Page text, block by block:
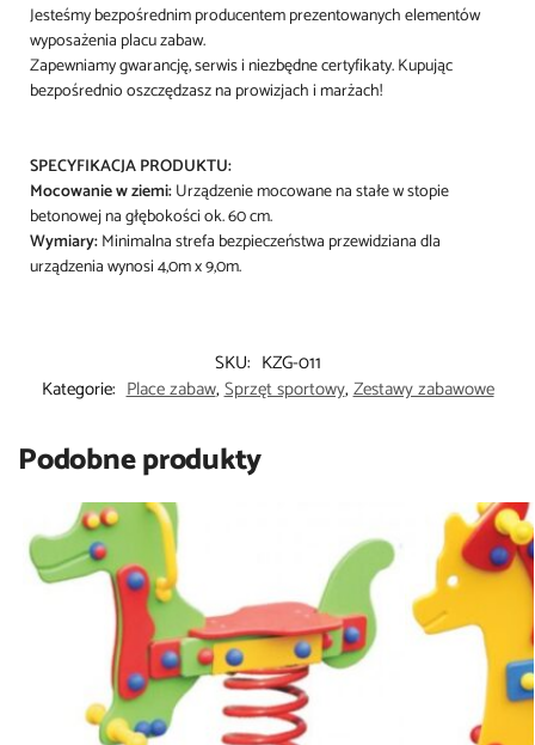
Jesteśmy bezpośrednim producentem prezentowanych elementów
wyposażenia placu zabaw.
Zapewniamy gwarancję, serwis i niezbędne certyfikaty. Kupując
bezpośrednio oszczędzasz na prowizjach i marżach!
SPECYFIKACJA PRODUKTU:
Mocowanie w ziemi:Urządzenie mocowane na stałe w stopie
betonowej na głębokości ok. 60 cm.
Wymiary:Minimalna strefa bezpieczeństwa przewidziana dla
urządzenia wynosi 4,0m x 9,0m.
SKU: KZG-011
Kategorie: Place zabaw,Sprzęt sportowy,Zestawy zabawowe
Podobne produkty